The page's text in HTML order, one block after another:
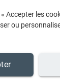
Accepter les
ou